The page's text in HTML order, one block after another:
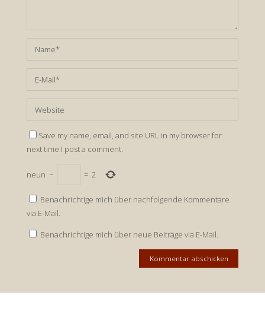
Save my name, email, and site URL in my browser for
next time I post a comment.
neun − = 2
Benachrichtige mich über nachfolgende Kommentare
via E-Mail.
Benachrichtige mich über neue Beiträge via E-Mail.